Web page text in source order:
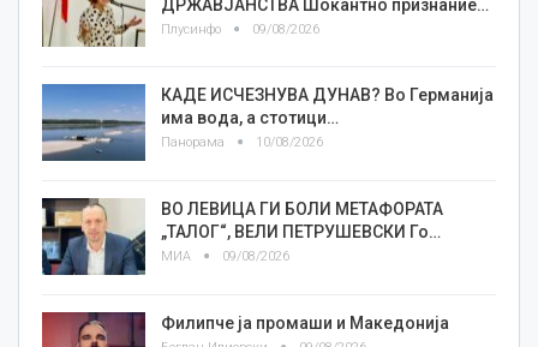
ДРЖАВЈАНСТВА Шокантно признание…
Плусинфо 09/08/2026
КАДЕ ИСЧЕЗНУВА ДУНАВ? Во Германија
има вода, а стотици…
Панорама 10/08/2026
ВО ЛЕВИЦА ГИ БОЛИ МЕТАФОРАТА
„ТАЛОГ“, ВЕЛИ ПЕТРУШЕВСКИ Го…
МИА 09/08/2026
Филипче ја промаши и Македонија